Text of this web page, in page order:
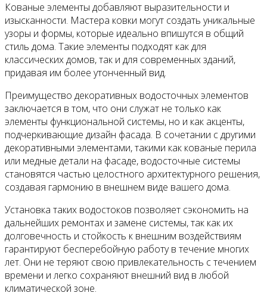
Кованые элементы добавляют выразительности и
изысканности. Мастера ковки могут создать уникальные
узоры и формы, которые идеально впишутся в общий
стиль дома. Такие элементы подходят как для
классических домов, так и для современных зданий,
придавая им более утонченный вид.
Преимущество декоративных водосточных элементов
заключается в том, что они служат не только как
элементы функциональной системы, но и как акценты,
подчеркивающие дизайн фасада. В сочетании с другими
декоративными элементами, такими как кованые перила
или медные детали на фасаде, водосточные системы
становятся частью целостного архитектурного решения,
создавая гармонию в внешнем виде вашего дома.
Установка таких водостоков позволяет сэкономить на
дальнейших ремонтах и замене системы, так как их
долговечность и стойкость к внешним воздействиям
гарантируют бесперебойную работу в течение многих
лет. Они не теряют свою привлекательность с течением
времени и легко сохраняют внешний вид в любой
климатической зоне.